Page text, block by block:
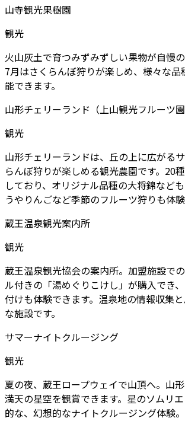
山寺観光果樹園
観光
火山灰土で育つみずみずしい果物が自慢
7月はさくらんぼ狩りが楽しめ、様々な
能できます。
山形チェリーランド（上山観光フルーツ園
観光
山形チェリーランドは、丘の上に広がる
らんぼ狩りが楽しめる観光農園です。20
しており、オリジナル品種の大将錦など
うやりんごなど季節のフルーツ狩りも体験
蔵王温泉観光案内所
観光
蔵王温泉観光協会の案内所。加盟施設で
ル付きの「湯めぐりこけし」が購入でき
付けも体験できます。温泉地の情報収集
な施設です。
サマーナイトクルージング
観光
夏の夜、蔵王ロープウェイで山頂へ。山形
満天の星空を観賞できます。星のソムリ
的な、幻想的なナイトクルージング体験。